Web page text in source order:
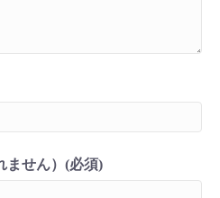
ません）(必須)